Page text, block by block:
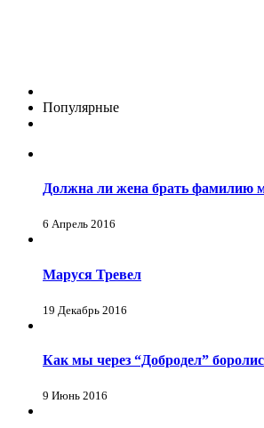
Популярные
Должна ли жена брать фамилию
6 Апрель 2016
Маруся Тревел
19 Декабрь 2016
Как мы через “Добродел”
9 Июнь 2016